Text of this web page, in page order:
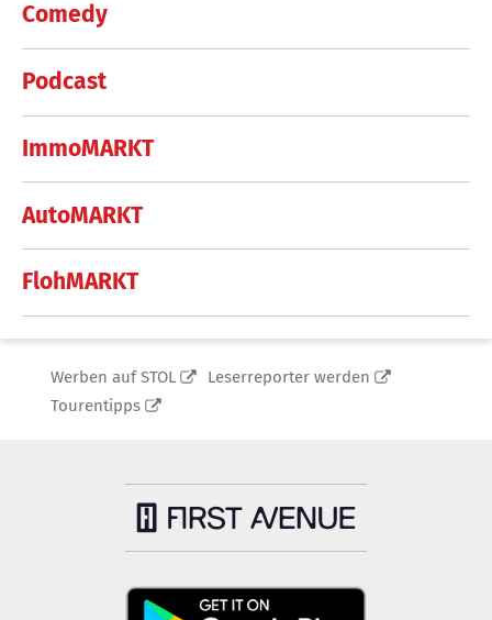
Comedy
Podcast
ImmoMARKT
AutoMARKT
FlohMARKT
Werben auf STOL
Leserreporter werden
Tourentipps